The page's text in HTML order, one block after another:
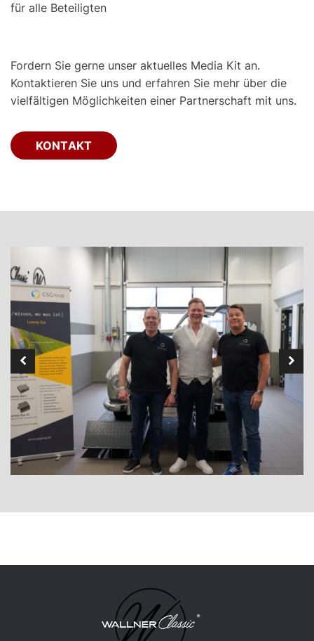
für alle Beteiligten
Fordern Sie gerne unser aktuelles Media Kit an.
Kontaktieren Sie uns und erfahren Sie mehr über die
vielfältigen Möglichkeiten einer Partnerschaft mit uns.
KONTAKT